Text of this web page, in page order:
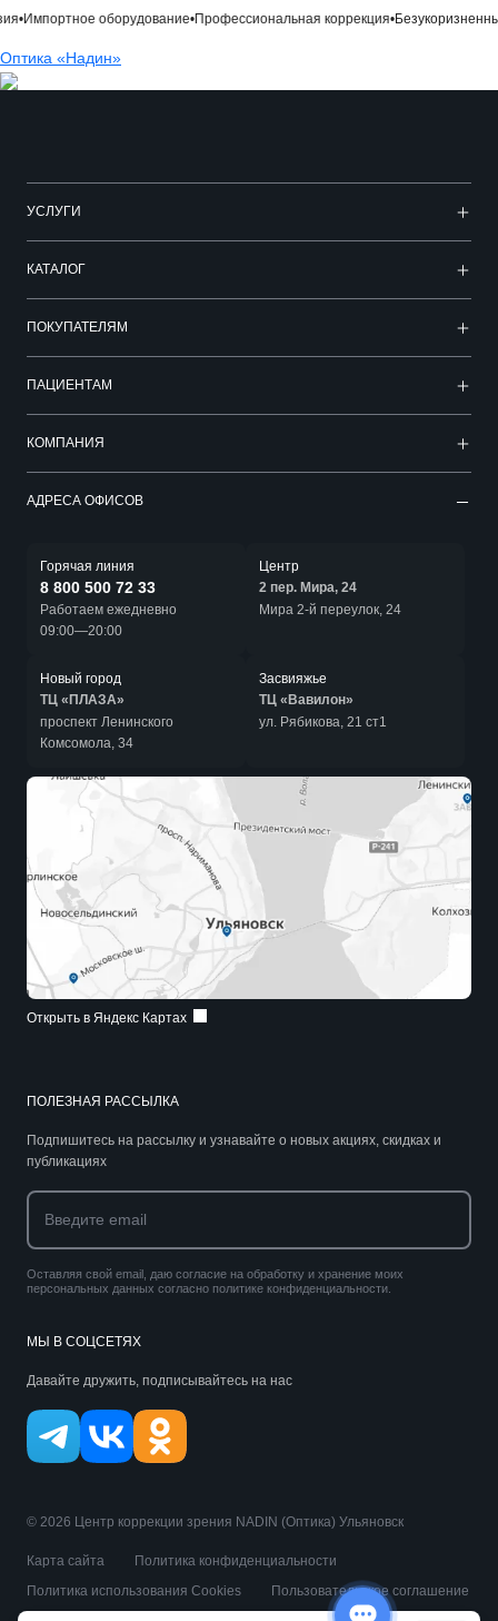
•Импортное оборудование•Профессиональная коррекция•
Оптика «Надин»
ПОЛЕЗНАЯ РАССЫЛКА
Подпишитесь на рассылку и узнавайте о новых акциях, скидках и
публикациях
Оставляя свой email, даю согласие на обработку и хранение моих
персональных данных согласно политике конфиденциальности.
МЫ В СОЦСЕТЯХ
Давайте дружить, подписывайтесь на нас
УСЛУГИ
КАТАЛОГ
ПОКУПАТЕЛЯМ
ПАЦИЕНТАМ
КОМПАНИЯ
АДРЕСА ОФИСОВ
Горячая линия
8 800 500 72 33
Работаем ежедневно
09:00—20:00
Центр
2 пер. Мира, 24
Мира 2-й переулок, 24
Новый город
ТЦ «ПЛАЗА»
проспект Ленинского
Комсомола, 34
Засвияжье
ТЦ «Вавилон»
ул. Рябикова, 21 ст1
Открыть в Яндекс Картах
© 2026 Центр коррекции зрения NADIN (Оптика) Ульяновск
Карта сайта
Политика конфиденциальности
Политика использования Cookies
Пользовательское соглашение